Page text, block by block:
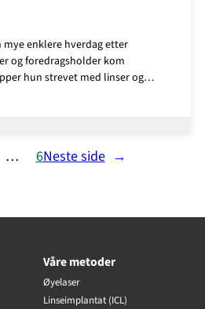
enklere hverdag etter
og foredragsholder kom
hun strevet med linser og…
… 6Neste side →
Våre metoder
Øyelaser
Linseimplantat (ICL)